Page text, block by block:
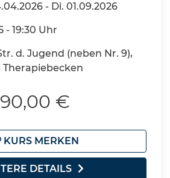
- Di. 01.09.2026
- 19:30 Uhr
d. Jugend (neben Nr. 9),
Therapiebecken
90,00 €
KURS MERKEN
DETAILS